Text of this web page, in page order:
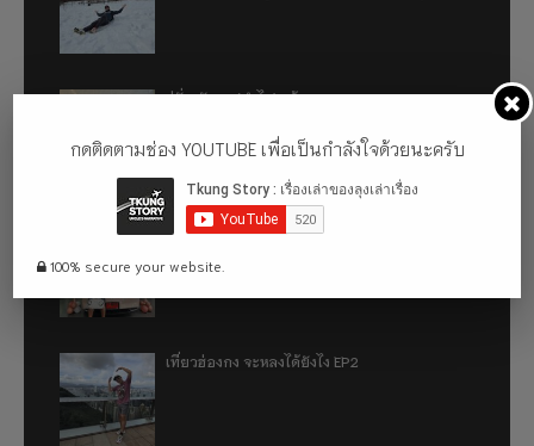
อู่ฮั่น ฉันมา (ทำไม) แล้ว 2024
รีวิว 1 ปีกับการใช้รถไฟฟ้า ora good cat ultra
เที่ยวฮ่องกง จะหลงได้ยังไง EP2
กดติดตามช่อง YOUTUBE เพื่อเป็นกำลังใจด้วยนะครับ
100% secure your website.